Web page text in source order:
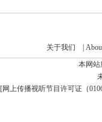
关于我们
本网站
[网上传播视听节目许可证（